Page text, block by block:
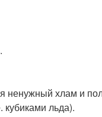
ненужный хлам и
льда).